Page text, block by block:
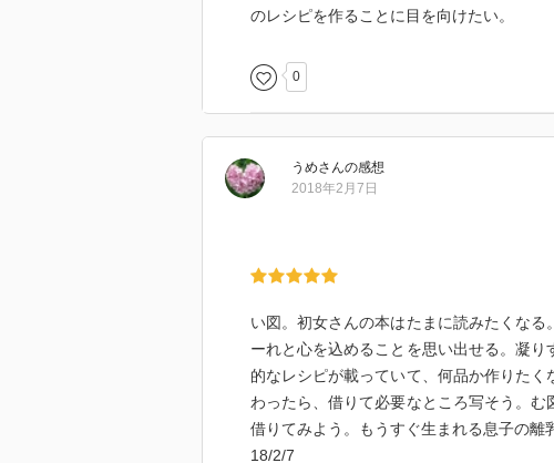
のレシピを作ることに目を向けたい。
0
うめさんの感想
2018年2月7日
い図。初女さんの本はたまに読みたくな
ーれと心を込めることを思い出せる。凝
的なレシピが載っていて、何品か作りた
わったら、借りて必要なところ写そう。
借りてみよう。もうすぐ生まれる息子の
18/2/7